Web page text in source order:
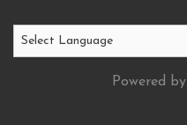
Powered by